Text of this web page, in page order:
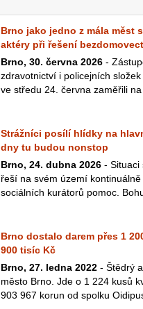
Brno jako jedno z mála měst
aktéry při řešení
Brno, 30. června 2026 -
zdravotnictví i policejních
ve středu 24. června zaměřili
Strážníci posílí hlídky na
dny tu budou nonstop
Brno, 24. dubna 2026 - Situaci
řeší na svém území
sociálních kurátorů pomoc.
Brno dostalo darem přes 1
900 tisíc Kč
Brno, 27. ledna 2022 - Štědrý
město Brno. Jde o 1 224 kusů
903 967 korun od spolku